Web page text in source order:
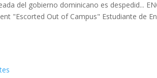
del gobierno dominicano es despedid...
"Escorted Out of Campus" Estudiante de